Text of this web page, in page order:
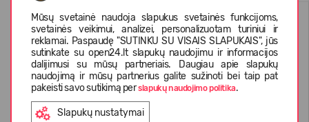
Mūsų svetainė naudoja slapukus svetainės funkcijoms,
svetainės veikimui, analizei, personalizuotam turiniui ir
reklamai. Paspaudę "SUTINKU SU VISAIS SLAPUKAIS", jūs
sutinkate su open24.lt slapukų naudojimu ir informacijos
dalijimusi su mūsų partneriais. Daugiau apie slapukų
naudojimą ir mūsų partnerius galite sužinoti bei taip pat
pakeisti savo sutikimą perslapukų naudojimo politika.
Slapukų nustatymai